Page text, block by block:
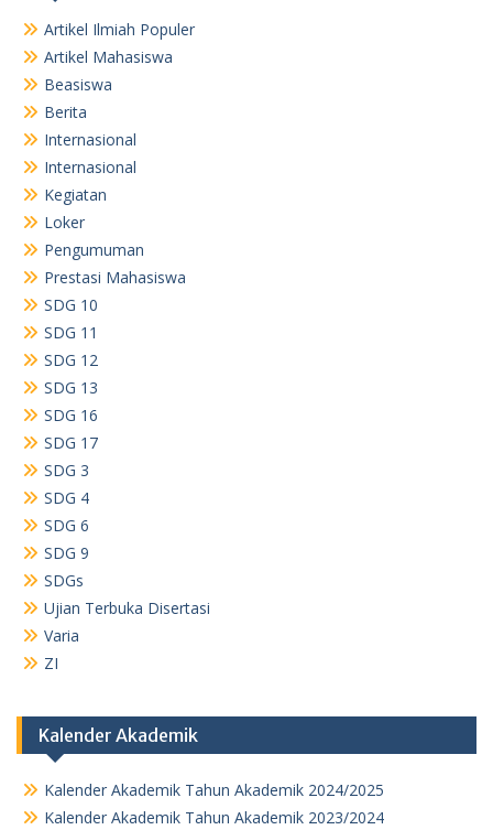
Artikel Ilmiah Populer
Artikel Mahasiswa
Beasiswa
Berita
Internasional
Internasional
Kegiatan
Loker
Pengumuman
Prestasi Mahasiswa
SDG 10
SDG 11
SDG 12
SDG 13
SDG 16
SDG 17
SDG 3
SDG 4
SDG 6
SDG 9
SDGs
Ujian Terbuka Disertasi
Varia
ZI
Kalender Akademik
Kalender Akademik Tahun Akademik 2024/2025
Kalender Akademik Tahun Akademik 2023/2024